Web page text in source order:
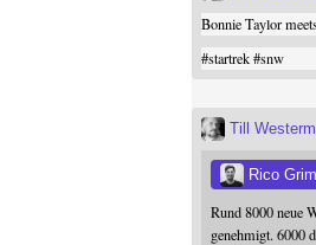
Bonnie Taylor
#startrek #snw
Till
Rico
Rund 8000 neue
genehmigt. 6000